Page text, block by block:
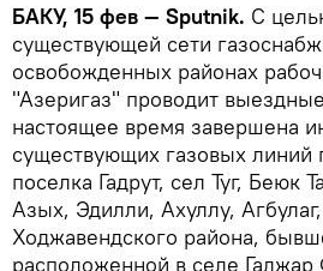
БАКУ, 15 фев — Sputnik. С
существующей сети
освобожденных районах
"Азеригаз" проводит
настоящее время завершена
существующих газовых
поселка Гадрут, сел Туг, Беюк
Азых, Эдилли, Ахуллу,
Ходжавендского района,
расположенной в селе Гаджар